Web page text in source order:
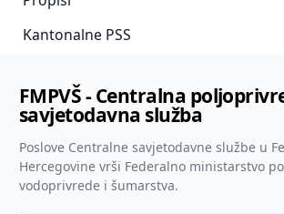
Kantonalne PSS
FMPVŠ - Centralna
savjetodavna služba
Poslove Centralne savjetodavne službe u
Hercegovine vrši Federalno ministarstvo
vodoprivrede i šumarstva.